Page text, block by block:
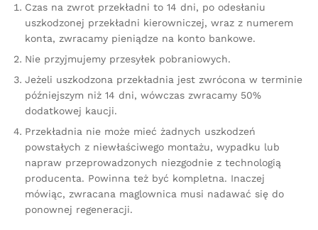
Czas na zwrot przekładni to 14 dni, po odesłaniu
uszkodzonej przekładni kierowniczej, wraz z numerem
konta, zwracamy pieniądze na konto bankowe.
Nie przyjmujemy przesyłek pobraniowych.
Jeżeli uszkodzona przekładnia jest zwrócona w terminie
późniejszym niż 14 dni, wówczas zwracamy 50%
dodatkowej kaucji.
Przekładnia nie może mieć żadnych uszkodzeń
powstałych z niewłaściwego montażu, wypadku lub
napraw przeprowadzonych niezgodnie z technologią
producenta. Powinna też być kompletna. Inaczej
mówiąc, zwracana maglownica musi nadawać się do
ponownej regeneracji.